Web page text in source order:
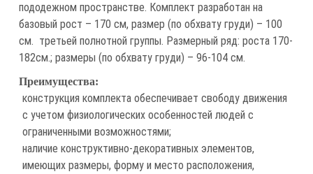
пододежном пространстве. Комплект разработан на
базовый рост – 170 см, размер (по обхвату груди) – 100
см. третьей полнотной группы. Размерный ряд: роста 170-
182см.; размеры (по обхвату груди) – 96-104 см.
Преимущества:
конструкция комплекта обеспечивает свободу движения
с учетом физиологических особенностей людей с
ограниченными возможностями;
наличие конструктивно-декоративных элементов,
имеющих размеры, форму и место расположения,